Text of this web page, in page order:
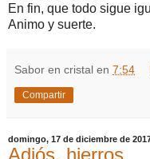
En fin, que todo sigue
Animo y suerte.
Sabor en cristal en 7:54
Compartir
domingo, 17 de diciembre de
Adiós, hierros